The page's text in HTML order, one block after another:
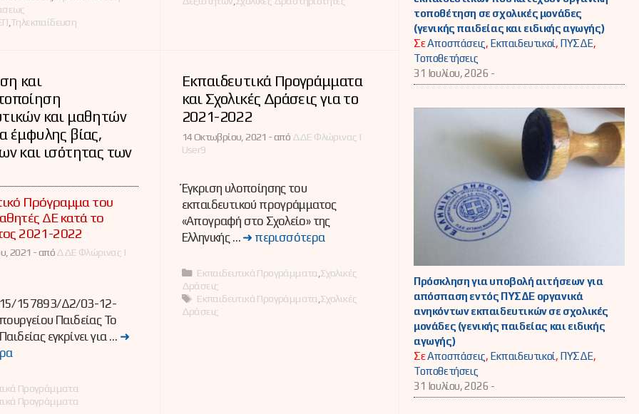
Τηλεκπαίδευση
και
και μαθητών
έμφυλης βίας,
και ισότητας των
Πρόγραμμα του
ΔΕ κατά το
2021-2022
2021 -απόΔΔΕ Φλώρινας |
157893/Δ2/03-12-
Παιδείας Το
εγκρίνει για … ➜
Προγράμματα
Προγράμματα
Εκπαιδευτικά Προγράμματα
και Σχολικές Δράσεις για το
2021-2022
14 Οκτωβρίου, 2021 -από ΔΔΕ Φλώρινας |
User9
Έγκριση υλοποίησης του
εκπαιδευτικού προγράμματος
«Απογραφή στο Σχολείο» της
Ελληνικής … ➜ περισσότερα
Κατηγορίες
Εκπαιδευτικά Προγράμματα Σχολικές
Δράσεις
Ετικέτες
Εκπαιδευτικά Προγράμματα Σχολικές
Δράσεις
τοποθέτηση σε σχολικές μονάδες
(γενικής παιδείας και ειδικής αγωγής)
ΣεΑποσπάσεις, Εκπαιδευτικοί, ΠΥΣΔΕ,
Τοποθετήσεις
31 Ιουλίου, 2026 -
Πρόσκληση για υποβολή αιτήσεων για
απόσπαση εντός ΠΥΣΔΕ οργανικά
ανηκόντων εκπαιδευτικών σε σχολικές
μονάδες (γενικής παιδείας και ειδικής
αγωγής)
ΣεΑποσπάσεις, Εκπαιδευτικοί, ΠΥΣΔΕ,
Τοποθετήσεις
31 Ιουλίου, 2026 -